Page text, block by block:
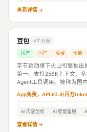
查看详情 →
豆包 4个方向
国产 国产 免费 全能
字节跳动旗下火山引擎推出
第一。支持256K上下文、
Agent工具调用。被称为国
App免费，API ¥0.8/百万
Ai 内容创作 Ai 智能客服
查看详情 →